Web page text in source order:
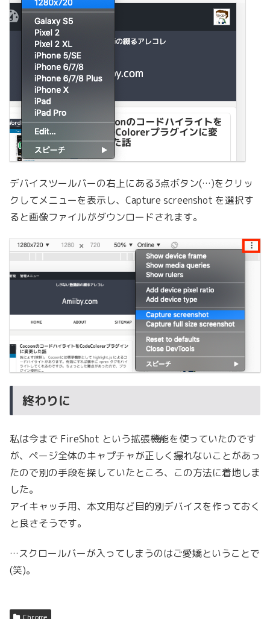
デバイスツールバーの右上にある3点ボタン(…)をクリッ
クしてメニューを表示し、Capture screenshot を選択す
ると画像ファイルがダウンロードされます。
終わりに
私は今まで FireShot という拡張機能を使っていたのです
が、ページ全体のキャプチャが正しく撮れないことがあっ
たので別の手段を探していたところ、この方法に着地しま
した。
アイキャッチ用、本文用など目的別デバイスを作っておく
と良さそうです。
…スクロールバーが入ってしまうのはご愛嬌ということで
(笑)。